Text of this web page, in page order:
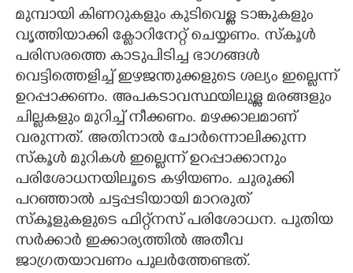
മുമ്പായി കിണറുകളും കുടിവെള്ള ടാങ്കുകളും
വൃത്തിയാക്കി ക്ലോറിനേറ്റ് ചെയ്യണം. സ്കൂൾ
പരിസരത്തെ കാടുപിടിച്ച ഭാഗങ്ങൾ
വെട്ടിത്തെളിച്ച് ഇഴജന്തുക്കളുടെ ശല്യം ഇല്ലെന്ന്
ഉറപ്പാക്കണം. അപകടാവസ്ഥയിലുള്ള മരങ്ങളും
ചില്ലകളും മുറിച്ച് നീക്കണം. മഴക്കാലമാണ്
വരുന്നത്. അതിനാൽ ചോർന്നൊലിക്കുന്ന
സ്കൂൾ മുറികൾ ഇല്ലെന്ന് ഉറപ്പാക്കാനും
പരിശോധനയിലൂടെ കഴിയണം. ചുരുക്കി
പറഞ്ഞാൽ ചട്ടപ്പടിയായി മാറരുത്
സ്കൂളുകളുടെ ഫിറ്റ്നസ് പരിശോധന. പുതിയ
സർക്കാർ ഇക്കാര്യത്തിൽ അതീവ
ജാഗ്രതയാവണം പുലർത്തേണ്ടത്.